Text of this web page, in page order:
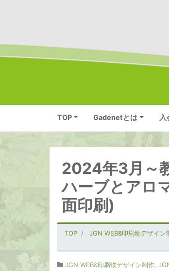
TOP Gadenetとは 入
2024年3月～
ハーブとアロ
面印刷)
TOP JGN WEB&印刷物デザイン
JGN WEB&印刷物デザイン制作